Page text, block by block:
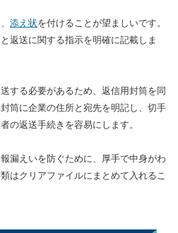
添え状を付けることが望ましいです。
返送に関する指示を明確に記載しま
する必要があるため、返信用封筒を同
筒に企業の住所と宛先を明記し、切手
の返送手続きを容易にします。
漏えいを防ぐために、厚手で中身がわ
はクリアファイルにまとめて入れるこ